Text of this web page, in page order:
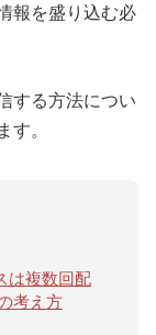
報を盛り込む必
する方法につい
す。
は複数回配
考え方